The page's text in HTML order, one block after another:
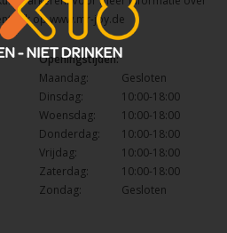
kijk opwww.mr-joy.de
Openingstijden:
Maandag:
Gesloten
Dinsdag:
10:00-18:00
Woensdag:
10:00-18:00
Donderdag:
10:00-18:00
Vrijdag:
10:00-18:00
Zaterdag:
10:00-18:00
Zondag:
Gesloten